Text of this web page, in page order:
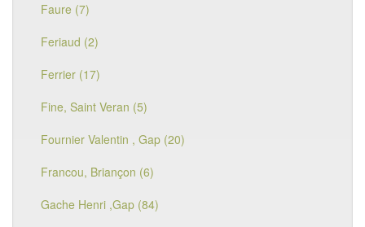
Faure (7)
Feriaud (2)
Ferrier (17)
Fine, Saint Veran (5)
Fournier Valentin , Gap (20)
Francou, Briançon (6)
Gache Henri ,Gap (84)